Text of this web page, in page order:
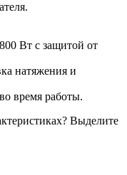
Вт с защитой от
натяжения и
время работы.
Выделите